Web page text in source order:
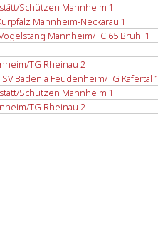
Schützen Mannheim 1
Mannheim-Neckarau 1
Mannheim/TC 65 Brühl 1
TG Rheinau 2
Badenia Feudenheim/TG Käfertal 1
Schützen Mannheim 1
TG Rheinau 2